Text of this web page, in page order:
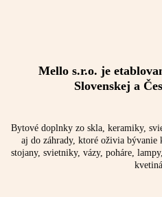
Mello s.r.o. je
Slovenskej a
Bytové doplnky zo skla, keramiky,
aj do záhrady, ktoré oživia bývanie
stojany, svietniky, vázy, poháre,